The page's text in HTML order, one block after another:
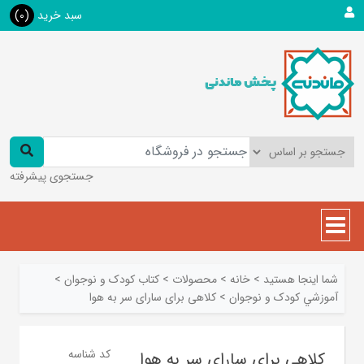
سبد خرید (0)
جستجوی پیشرفته
شما اینجا هستید > خانه > محصولات > کتاب کودک و نوجوان >
آموزشي کودک و نوجوان > کلاهی برای سارای سر به هوا
کد شناسه